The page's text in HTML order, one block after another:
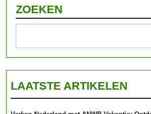
ZOEKEN
LAATSTE ARTIKELEN